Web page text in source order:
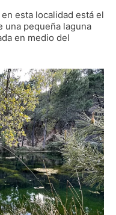
esta localidad está el
una pequeña laguna
en medio del